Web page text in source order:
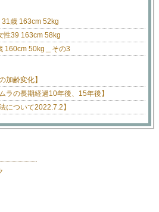
歳 163cm 52kg
性39 163cm 58kg
160cm 50kg＿その3
加齢変化】
ラの長期経過10年後、15年後】
について2022.7.2】